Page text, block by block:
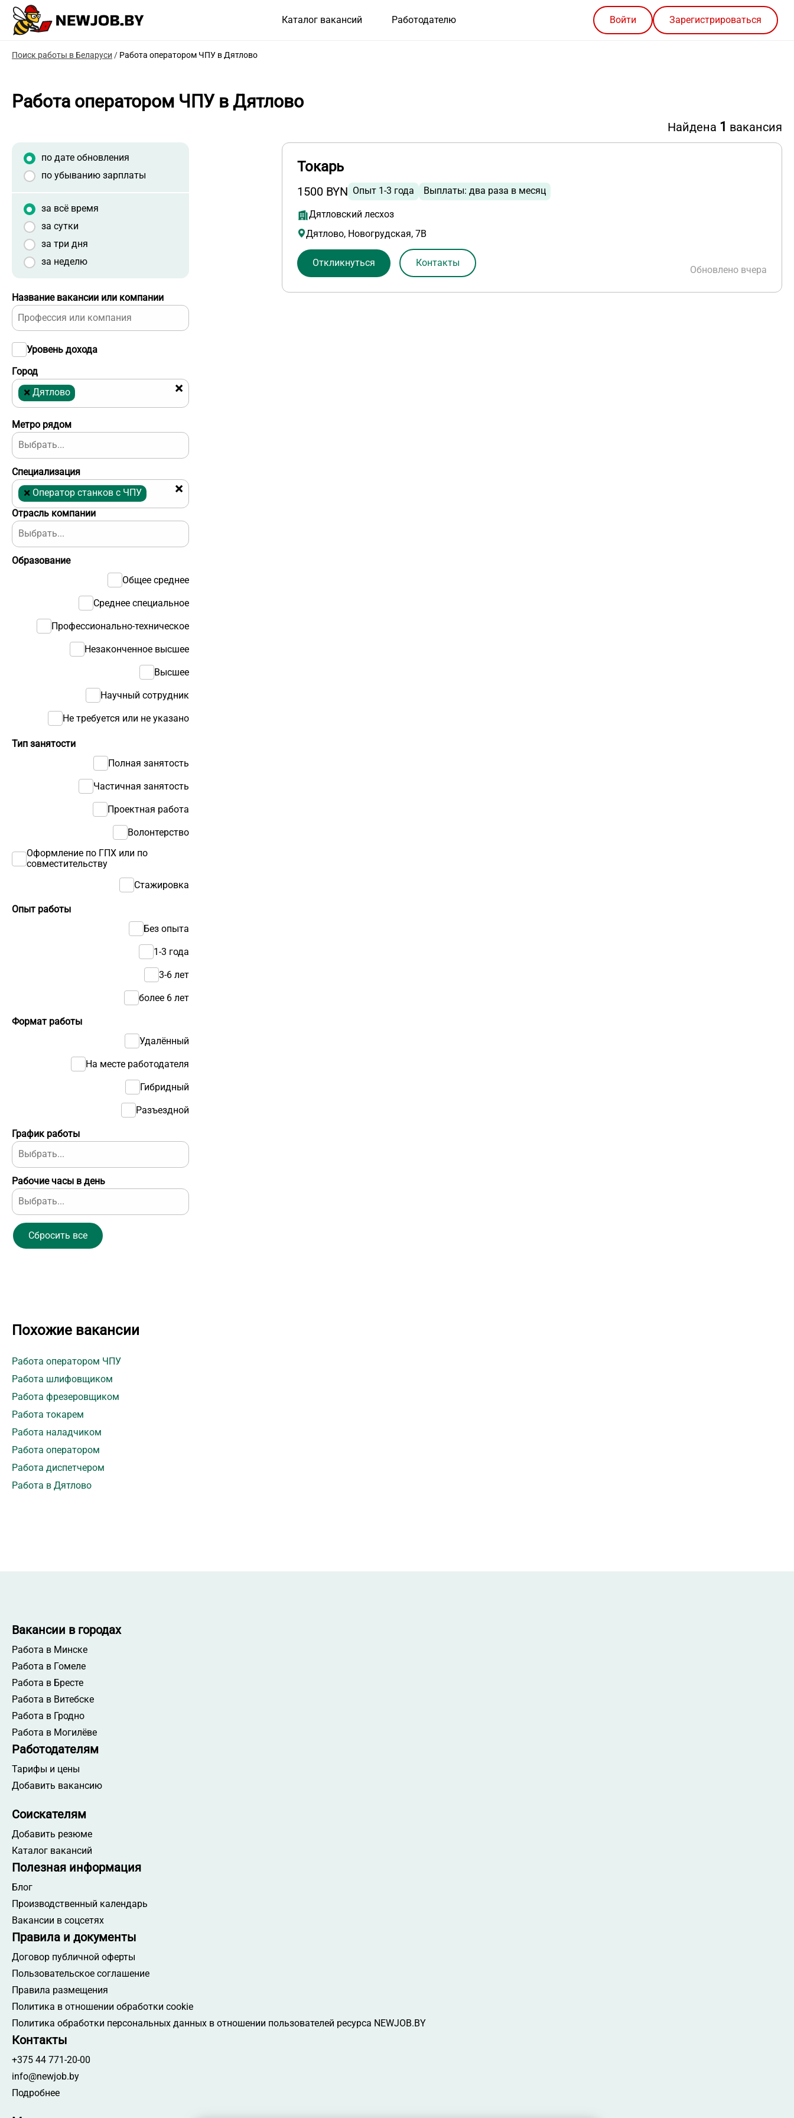
Каталог вакансий Работодателю Войти Зарегистрироваться
Поиск работы в Беларуси / Работа оператором ЧПУ в Дятлово
Работа оператором ЧПУ в Дятлово
Отрасль компании
Название вакансии или компании
Тип занятости
Полная занятость
Частичная занятость
Проектная работа
Волонтерство
Оформление по ГПХ или по
совместительству
Стажировка
Город
×
× Дятлово
Уровень дохода
Образование
Общее среднее
Среднее специальное
Профессионально-техническое
Незаконченное высшее
Высшее
Научный сотрудник
Не требуется или не указано
Опыт работы
Без опыта
1-3 года
3-6 лет
более 6 лет
График работы
Рабочие часы в день
Формат работы
Удалённый
На месте работодателя
Гибридный
Разъездной
Сбросить все
Метро рядом
по дате обновления
по убыванию зарплаты
за всё время
за сутки
за три дня
за неделю
Специализация
×
× Оператор станков с ЧПУ
Найдена 1 вакансия
Токарь
1500 BYN Опыт 1-3 года Выплаты: два раза в месяц
Дятловский лесхоз
Дятлово, Новогрудская, 7В
Обновлено вчера
Откликнуться Контакты
Похожие вакансии
Работа оператором ЧПУ
Работа шлифовщиком
Работа фрезеровщиком
Работа токарем
Работа наладчиком
Работа оператором
Работа диспетчером
Работа в Дятлово
Вакансии в городах
Работа в Минске
Работа в Гомеле
Работа в Бресте
Работа в Витебске
Работа в Гродно
Работа в Могилёве
Работодателям
Тарифы и цены
Добавить вакансию
Соискателям
Добавить резюме
Каталог вакансий
Полезная информация
Блог
Производственный календарь
Вакансии в соцсетях
Правила и документы
Договор публичной оферты
Пользовательское соглашение
Правила размещения
Политика в отношении обработки cookie
Политика обработки персональных данных в отношении пользователей ресурса NEWJOB.BY
Контакты
+375 44 771-20-00
info@newjob.by
Подробнее